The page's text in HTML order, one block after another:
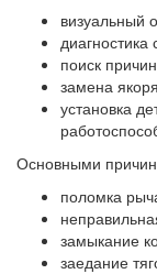
визуальный
поиск
замена
установка
Основными
поломка
замыкание
заедание